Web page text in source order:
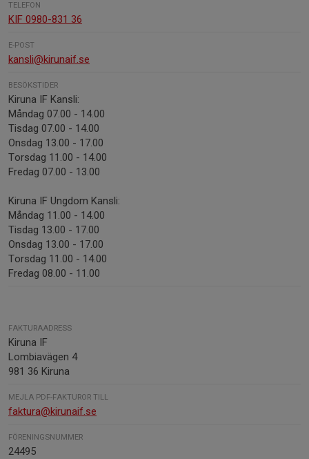
TELEFON
KIF 0980-831 36
E-POST
kansli@kirunaif.se
BESÖKSTIDER
Kiruna IF Kansli:
Måndag 07.00 - 14.00
Tisdag 07.00 - 14.00
Onsdag 13.00 - 17.00
Torsdag 11.00 - 14.00
Fredag 07.00 - 13.00
Kiruna IF Ungdom Kansli:
Måndag 11.00 - 14.00
Tisdag 13.00 - 17.00
Onsdag 13.00 - 17.00
Torsdag 11.00 - 14.00
Fredag 08.00 - 11.00
FAKTURAADRESS
Kiruna IF
Lombiavägen 4
981 36 Kiruna
MEJLA PDF-FAKTUROR TILL
faktura@kirunaif.se
FÖRENINGSNUMMER
24495